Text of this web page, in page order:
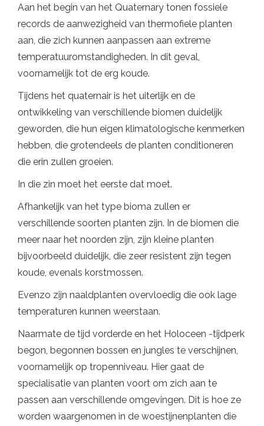
Aan het begin van het Quaternary tonen fossiele
records de aanwezigheid van thermofiele planten
aan, die zich kunnen aanpassen aan extreme
temperatuuromstandigheden. In dit geval,
voornamelijk tot de erg koude.
Tijdens het quaternair is het uiterlijk en de
ontwikkeling van verschillende biomen duidelijk
geworden, die hun eigen klimatologische kenmerken
hebben, die grotendeels de planten conditioneren
die erin zullen groeien.
In die zin moet het eerste dat moet.
Afhankelijk van het type bioma zullen er
verschillende soorten planten zijn. In de biomen die
meer naar het noorden zijn, zijn kleine planten
bijvoorbeeld duidelijk, die zeer resistent zijn tegen
koude, evenals korstmossen.
Evenzo zijn naaldplanten overvloedig die ook lage
temperaturen kunnen weerstaan.
Naarmate de tijd vorderde en het Holoceen -tijdperk
begon, begonnen bossen en jungles te verschijnen,
voornamelijk op tropenniveau. Hier gaat de
specialisatie van planten voort om zich aan te
passen aan verschillende omgevingen. Dit is hoe ze
worden waargenomen in de woestijnenplanten die